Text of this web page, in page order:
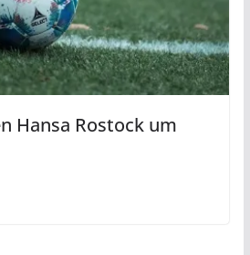
Hansa Rostock um